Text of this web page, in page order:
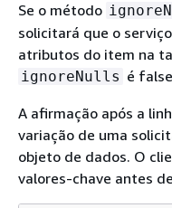
Se o método
solicitará que o
atributos do item na
ignoreNulls é
A afirmação após a
variação de uma
objeto de dados. O
valores-chave antes